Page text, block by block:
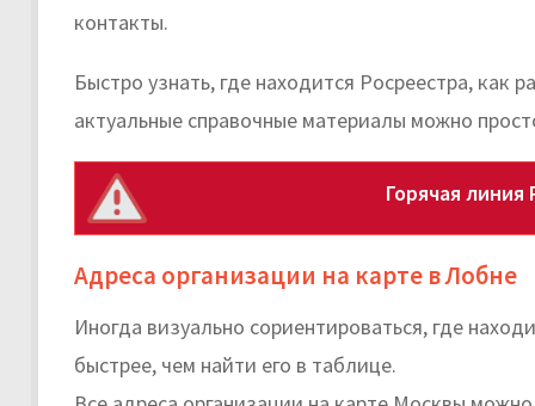
контакты.
Быстро узнать, где находится Росреестра,
актуальные справочные материалы можно
Горячая
Адреса организации на карте в Лобне
Иногда визуально сориентироваться, где
быстрее, чем найти его в таблице.